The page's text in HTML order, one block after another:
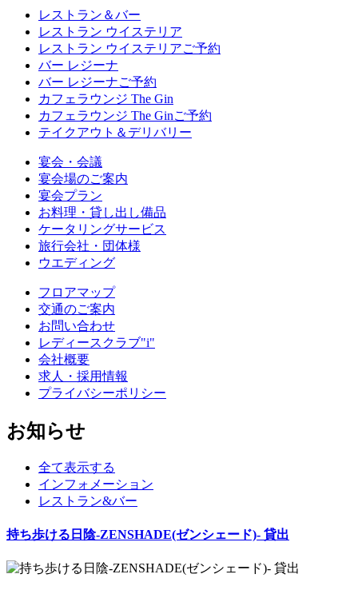
レストラン＆バー
レストラン ウイステリア
レストラン ウイステリアご予約
バー レジーナ
バー レジーナご予約
カフェラウンジ The Gin
カフェラウンジ The Ginご予約
テイクアウト＆デリバリー
宴会・会議
宴会場のご案内
宴会プラン
お料理・貸し出し備品
ケータリングサービス
旅行会社・団体様
ウエディング
フロアマップ
交通のご案内
お問い合わせ
レディースクラブ"i"
会社概要
求人・採用情報
プライバシーポリシー
お知らせ
全て表示する
インフォメーション
レストラン&バー
持ち歩ける日陰-ZENSHADE(ゼンシェード)- 貸出